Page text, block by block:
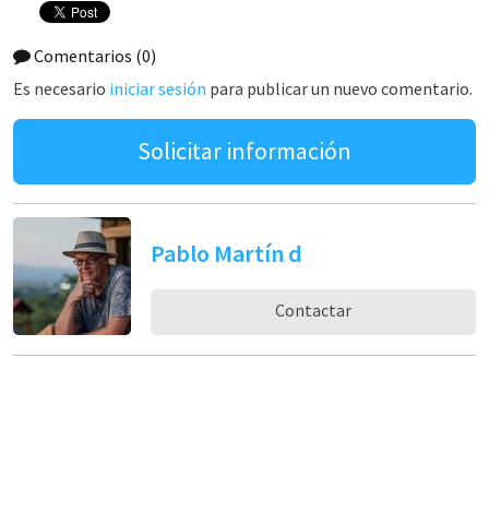
Comentarios (0)
Es necesario iniciar sesión para publicar un nuevo comentario.
Solicitar información
Pablo Martín d
Contactar